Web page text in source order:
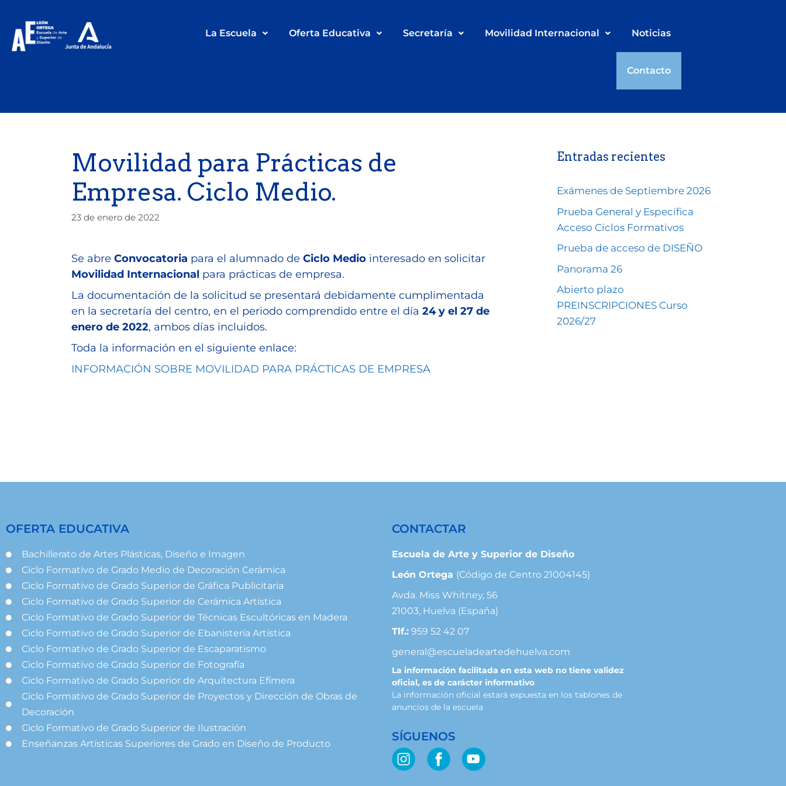
La Escuela Oferta Educativa Secretaría Movilidad Internacional Noticias
Contacto
Movilidad para Prácticas de
Empresa. Ciclo Medio.
23 de enero de 2022
Se abre Convocatoria para el alumnado de Ciclo Medio interesado en solicitar
Movilidad Internacional para prácticas de empresa.
La documentación de la solicitud se presentará debidamente cumplimentada
en la secretaría del centro, en el periodo comprendido entre el día 24 y el 27 de
enero de 2022, ambos días incluidos.
Toda la información en el siguiente enlace:
INFORMACIÓN SOBRE MOVILIDAD PARA PRÁCTICAS DE EMPRESA
Entradas recientes
Exámenes de Septiembre 2026
Prueba General y Específica
Acceso Ciclos Formativos
Prueba de acceso de DISEÑO
Panorama 26
Abierto plazo
PREINSCRIPCIONES Curso
2026/27
OFERTA EDUCATIVA
Bachillerato de Artes Plásticas, Diseño e Imagen
Ciclo Formativo de Grado Medio de Decoración Cerámica
Ciclo Formativo de Grado Superior de Gráfica Publicitaria
Ciclo Formativo de Grado Superior de Cerámica Artística
Ciclo Formativo de Grado Superior de Técnicas Escultóricas en Madera
Ciclo Formativo de Grado Superior de Ebanistería Artística
Ciclo Formativo de Grado Superior de Escaparatismo
Ciclo Formativo de Grado Superior de Fotografía
Ciclo Formativo de Grado Superior de Arquitectura Efímera
Ciclo Formativo de Grado Superior de Proyectos y Dirección de Obras de
Decoración
Ciclo Formativo de Grado Superior de Ilustración
Enseñanzas Artísticas Superiores de Grado en Diseño de Producto
CONTACTAR
Escuela de Arte y Superior de Diseño
León Ortega (Código de Centro 21004145)
Avda. Miss Whitney, 56
21003, Huelva (España)
Tlf.:959 52 42 07
general@escueladeartedehuelva.com
La información facilitada en esta web no tiene validez
oficial, es de carácter informativo
La información oficial estará expuesta en los tablones de
anuncios de la escuela
SÍGUENOS